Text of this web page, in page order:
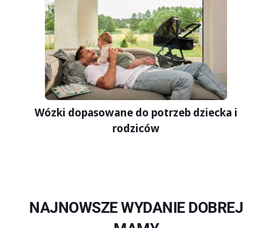
Wózki dopasowane do potrzeb dziecka i
rodziców
NAJNOWSZE WYDANIE DOBREJ